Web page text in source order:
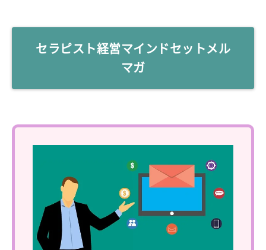
セラピスト経営マインドセットメル
マガ